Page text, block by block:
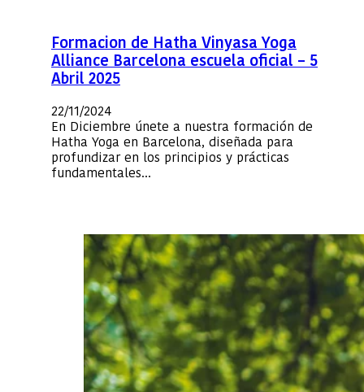
Formacion de Hatha Vinyasa Yoga
Alliance Barcelona escuela oficial – 5
Abril 2025
22/11/2024
En Diciembre únete a nuestra formación de
Hatha Yoga en Barcelona, diseñada para
profundizar en los principios y prácticas
fundamentales…